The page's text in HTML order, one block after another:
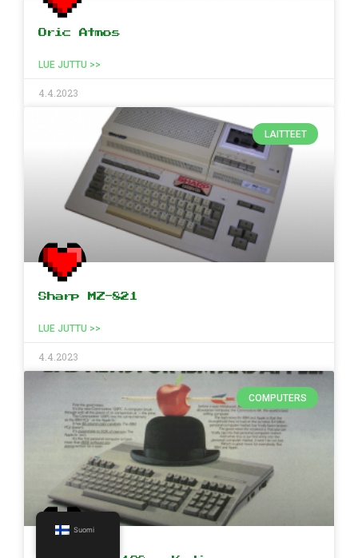
Oric Atmos
LUE JUTTU >>
4.4.2023
LAITTEET
Sharp MZ-821
LUE JUTTU >>
4.4.2023
COMPUTERS
Suomi